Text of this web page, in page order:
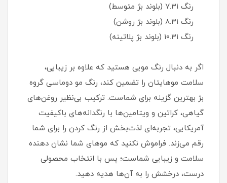
رنگ ۷.۳۱ (بلوند بژ متوسط)
رنگ ۸.۳۱ (بلوند بژ روشن)
رنگ ۱۰.۳۱ (بلوند بژ پلاتینه)
اگر به دنبال رنگ مویی هستید که علاوه بر زیبایی،
سلامت موهایتان را تضمین کند، رنگ مو دوماسی گروه
بژ بهترین گزینه برای شماست. ترکیب بی‌نظیر روغن‌های
گیاهی، کراتین و ویتامین‌ها با رنگدانه‌های باکیفیت
آمریکایی، تجربه‌ای لذت‌بخش از رنگ کردن را برای شما
رقم می‌زند. فراموش نکنید که موهای شما نشان دهنده
سلامت و زیبایی شماست؛ پس با انتخاب محصولی
درست، درخشش را به آن‌ها هدیه دهید.